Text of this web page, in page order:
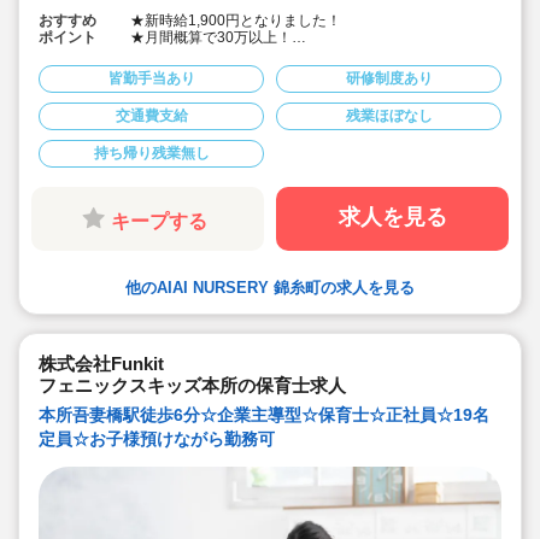
おすすめ
ポイント
★新時給1,900円となりました！
★月間概算で30万以上！
17:30 など週5日程度、平日8時間程度ご勤務できる方
歓迎です
★早番、遅番で勤務したいなど。時間帯は柔軟にご相談
ください
★派遣スタッフの受け入れに慣れている園になりますの
で安心です
★保育士専任のコンサルタントがあなたの派遣就業を安
★英語は遊びを通して専任講師が年齢に応じて対応して
います。異文化にふれることで社会性や国際理解を深め
います
★ICT技術を導入し、事務作業や午睡時の安全確認、保護
者の方とのやり取り等を効率化されています
★子どもたち一人一人と向き合った保育を実施していま
す
皆勤手当あり 研修制度あり
交通費支給 残業ほぼなし
持ち帰り残業無し
キープする 求人を見る
他のAIAI NURSERY 錦糸町の求人を見る
株式会社Funkit
フェニックスキッズ本所の保育士求人
本所吾妻橋駅徒歩6分☆企業主導型☆保育士☆正社員☆19名
定員☆お子様預けながら勤務可